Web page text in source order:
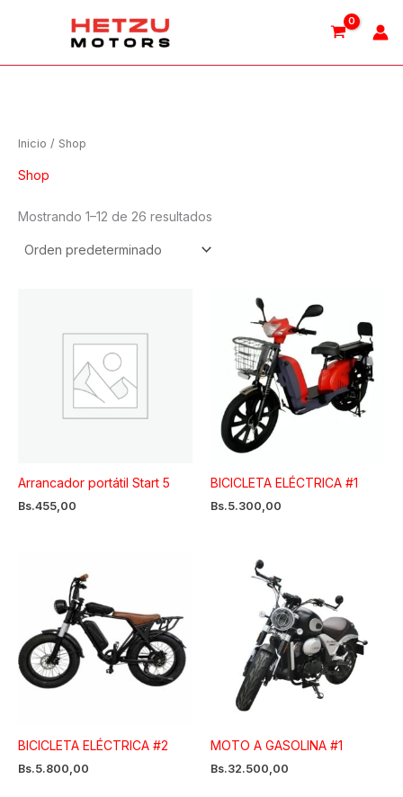
Inicio / Shop
Shop
Mostrando 1–12 de 26 resultados
Arrancador portátil Start 5
Bs.455,00
BICICLETA ELÉCTRICA #1
Bs.5.300,00
BICICLETA ELÉCTRICA #2
Bs.5.800,00
MOTO A GASOLINA #1
Bs.32.500,00